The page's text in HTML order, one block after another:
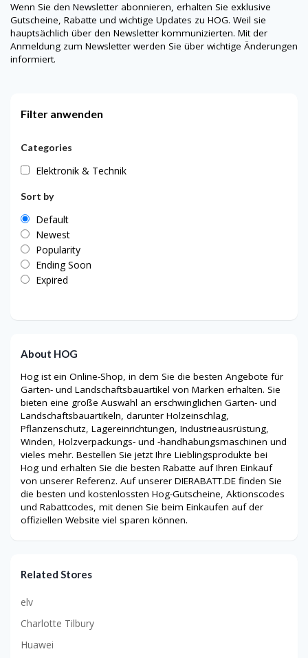
Wenn Sie den Newsletter abonnieren, erhalten Sie exklusive
Gutscheine, Rabatte und wichtige Updates zu HOG. Weil sie
hauptsächlich über den Newsletter kommunizierten. Mit der
Anmeldung zum Newsletter werden Sie über wichtige Änderungen
informiert.
Filter anwenden
Categories
Elektronik & Technik
Sort by
Default
Newest
Popularity
Ending Soon
Expired
About HOG
Hog ist ein Online-Shop, in dem Sie die besten Angebote für
Garten- und Landschaftsbauartikel von Marken erhalten. Sie
bieten eine große Auswahl an erschwinglichen Garten- und
Landschaftsbauartikeln, darunter Holzeinschlag,
Pflanzenschutz, Lagereinrichtungen, Industrieausrüstung,
Winden, Holzverpackungs- und -handhabungsmaschinen und
vieles mehr. Bestellen Sie jetzt Ihre Lieblingsprodukte bei
Hog und erhalten Sie die besten Rabatte auf Ihren Einkauf
von unserer Referenz. Auf unserer DIERABATT.DE finden Sie
die besten und kostenlossten Hog-Gutscheine, Aktionscodes
und Rabattcodes, mit denen Sie beim Einkaufen auf der
offiziellen Website viel sparen können.
Related Stores
elv
Charlotte Tilbury
Huawei